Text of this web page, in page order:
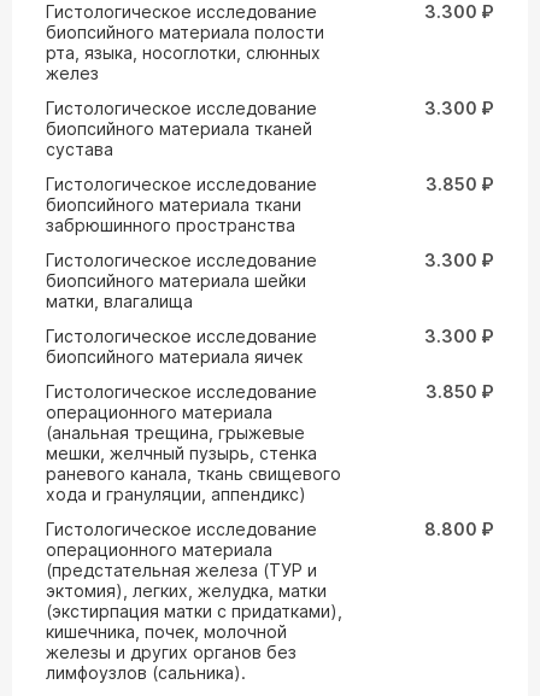
Гистологическое исследование
биопсийного материала полости
рта, языка, носоглотки, слюнных
желез
3.300 ₽
Гистологическое исследование
биопсийного материала тканей
сустава
3.300 ₽
Гистологическое исследование
биопсийного материала ткани
забрюшинного пространства
3.850 ₽
Гистологическое исследование
биопсийного материала шейки
матки, влагалища
3.300 ₽
Гистологическое исследование
биопсийного материала яичек
3.300 ₽
Гистологическое исследование
операционного материала
(анальная трещина, грыжевые
мешки, желчный пузырь, стенка
раневого канала, ткань свищевого
хода и грануляции, аппендикс)
3.850 ₽
Гистологическое исследование
операционного материала
(предстательная железа (ТУР и
эктомия), легких, желудка, матки
(экстирпация матки с придатками),
кишечника, почек, молочной
железы и других органов без
лимфоузлов (сальника).
8.800 ₽